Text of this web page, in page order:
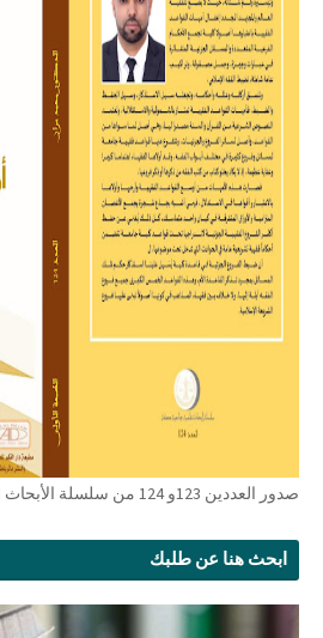
صدور العددين 123و 124 من سلسلة الأبحاث المعمقة بتاريخ 01/09/2024
ابحث هنا عن طلبك